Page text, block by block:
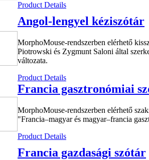
Product Details
Angol-lengyel kéziszótár
MorphoMouse-rendszerben elérhető
Piotrowski és Zygmunt Saloni által
változata.
Product Details
Francia gasztronómiai
MorphoMouse-rendszerben elérhető
"Francia–magyar és magyar–francia
Product Details
Francia gazdasági szótár